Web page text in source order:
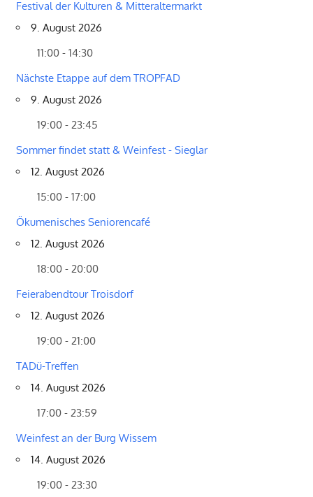
Festival der Kulturen & Mitteraltermarkt
9. August 2026
11:00 - 14:30
Nächste Etappe auf dem TROPFAD
9. August 2026
19:00 - 23:45
Sommer findet statt & Weinfest - Sieglar
12. August 2026
15:00 - 17:00
Ökumenisches Seniorencafé
12. August 2026
18:00 - 20:00
Feierabendtour Troisdorf
12. August 2026
19:00 - 21:00
TADü-Treffen
14. August 2026
17:00 - 23:59
Weinfest an der Burg Wissem
14. August 2026
19:00 - 23:30